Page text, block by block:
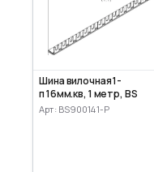
Шина вилочная 1-
п 16мм.кв, 1 метр, BS
Арт: BS900141-P